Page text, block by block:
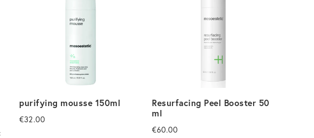
purifying mousse 150ml
€32.00
Resurfacing Peel Booster 50
ml
€60.00